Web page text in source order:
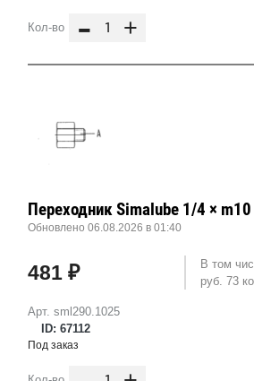
Кол-во - +
Арт. sml290.1025
ID: 67112
Переходник Simalube 1/4 ×
Обновлено 06.08.2026 в 01:40
481 ₽
В том
руб. 73
Под заказ